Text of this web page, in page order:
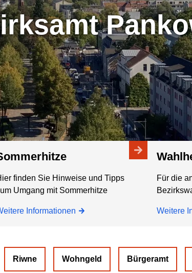
Sommerhitze
finden Sie Hinweise und Tipps
Umgang mit Sommerhitze
Informationen
Für die
Weitere
Riwne Wohngeld Bürgeramt